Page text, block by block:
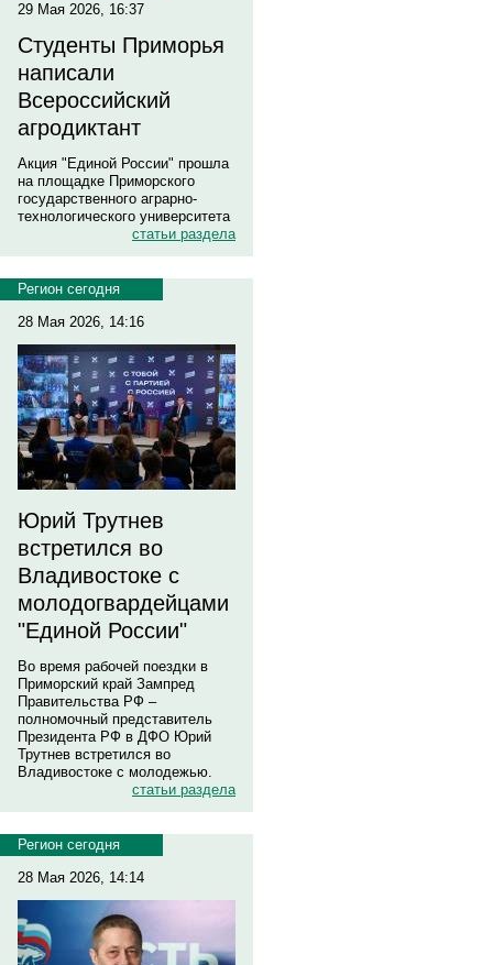
29 Мая 2026, 16:37
Студенты Приморья
написали
Всероссийский
агродиктант
Акция "Единой России" прошла
на площадке Приморского
государственного аграрно-
технологического университета
статьи раздела
Регион сегодня
28 Мая 2026, 14:16
Юрий Трутнев
встретился во
Владивостоке с
молодогвардейцами
"Единой России"
Во время рабочей поездки в
Приморский край Зампред
Правительства РФ –
полномочный представитель
Президента РФ в ДФО Юрий
Трутнев встретился во
Владивостоке с молодежью.
статьи раздела
Регион сегодня
28 Мая 2026, 14:14